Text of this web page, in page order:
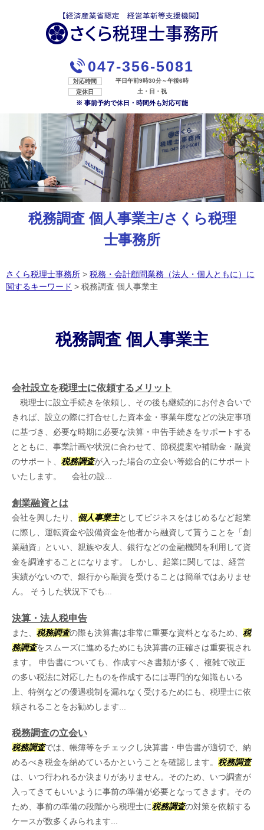
047-356-5081
対応時間
平日午前9時30分～午後6時
定休日
土・日・祝
※ 事前予約で休日・時間外も対応可能
税務調査 個人事業主/さくら税理
士事務所
さくら税理士事務所 > 税務・会計顧問業務（法人・個人ともに）に
関するキーワード > 税務調査 個人事業主
税務調査 個人事業主
会社設立を税理士に依頼するメリット
税理士に設立手続きを依頼し、その後も継続的にお付き合いで
きれば、設立の際に打合せした資本金・事業年度などの決定事項
に基づき、必要な時期に必要な決算・申告手続きをサポートする
とともに、事業計画や状況に合わせて、節税提案や補助金・融資
のサポート、 税務調査が入った場合の立会い等総合的にサポート
いたします。 会社の設...
創業融資とは
会社を興したり、 個人事業主としてビジネスをはじめるなど起業
に際し、運転資金や設備資金を他者から融資して貰うことを「創
業融資」といい、親族や友人、銀行などの金融機関を利用して資
金を調達することになります。 しかし、起業に関しては、経営
実績がないので、銀行から融資を受けることは簡単ではありませ
ん。 そうした状況下でも...
決算・法人税申告
また、 税務調査の際も決算書は非常に重要な資料となるため、 税
務調査をスムーズに進めるためにも決算書の正確さは重要視され
ます。 申告書についても、作成すべき書類が多く、複雑で改正
の多い税法に対応したものを作成するには専門的な知識もいる
上、特例などの優遇税制を漏れなく受けるためにも、税理士に依
頼されることをお勧めします...
税務調査の立会い
税務調査では、帳簿等をチェックし決算書・申告書が適切で、納
めるべき税金を納めているかということを確認します。 税務調査
は、いつ行われるか決まりがありません。そのため、いつ調査が
入ってきてもいいように事前の準備が必要となってきます。その
ため、事前の準備の段階から税理士に税務調査の対策を依頼する
ケースが数多くみられます...